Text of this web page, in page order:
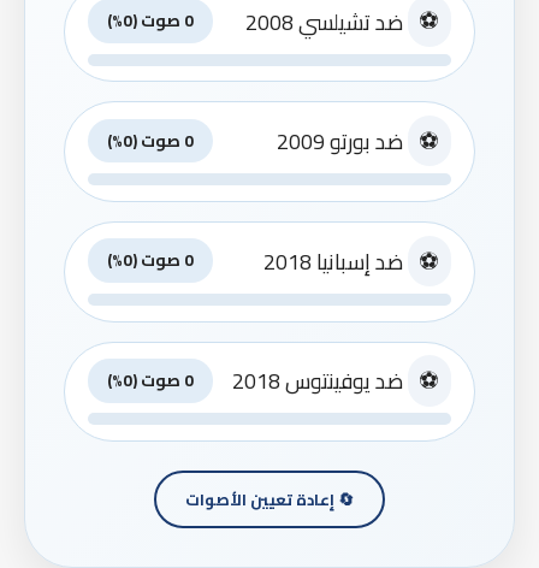
ضد تشيلسي 2008 0 صوت (0%)
ضد بورتو 2009 0 صوت (0%)
ضد إسبانيا 2018 0 صوت (0%)
ضد يوفينتوس 2018 0 صوت (0%)
🔄 إعادة تعيين الأصوات